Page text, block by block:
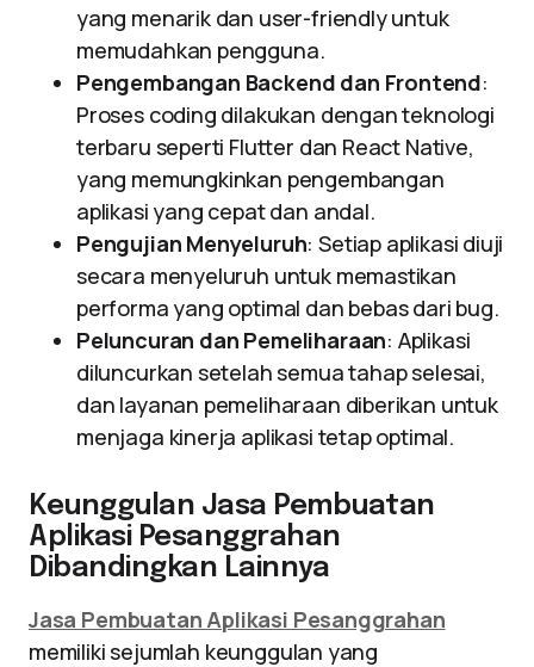
yang menarik dan user-friendly untuk
memudahkan pengguna.
Pengembangan Backend dan Frontend:
Proses coding dilakukan dengan teknologi
terbaru seperti Flutter dan React Native,
yang memungkinkan pengembangan
aplikasi yang cepat dan andal.
Pengujian Menyeluruh: Setiap aplikasi diuji
secara menyeluruh untuk memastikan
performa yang optimal dan bebas dari bug.
Peluncuran dan Pemeliharaan: Aplikasi
diluncurkan setelah semua tahap selesai,
dan layanan pemeliharaan diberikan untuk
menjaga kinerja aplikasi tetap optimal.
Keunggulan Jasa Pembuatan
Aplikasi Pesanggrahan
Dibandingkan Lainnya
Jasa Pembuatan Aplikasi Pesanggrahan
memiliki sejumlah keunggulan yang